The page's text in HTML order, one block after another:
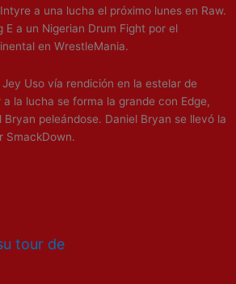
a una lucha el próximo lunes en Raw.
E a un Nigerian Drum Fight por el
en WrestleMania.
Uso vía rendición en la estelar de
la lucha se forma la grande con Edge,
Bryan peleándose. Daniel Bryan se llevó la
SmackDown.
tour de